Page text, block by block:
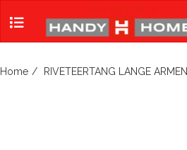
Home RIVETEERTANG LANGE ARMEN